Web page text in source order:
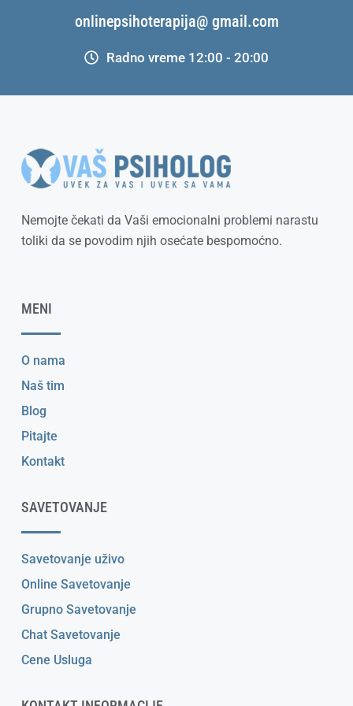
onlinepsihoterapija@ gmail.com
Radno vreme 12:00 - 20:00
Nemojte čekati da Vaši emocionalni problemi narastu
toliki da se povodim njih osećate bespomoćno.
MENI
O nama
Naš tim
Blog
Pitajte
Kontakt
SAVETOVANJE
Savetovanje uživo
Online Savetovanje
Grupno Savetovanje
Chat Savetovanje
Cene Usluga